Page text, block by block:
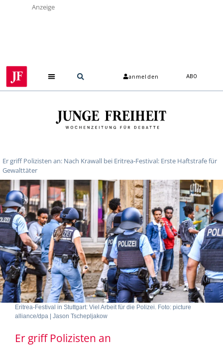
Anzeige
anmelden ABO
Er griff Polizisten an: Nach Krawall bei Eritrea-Festival: Erste Haftstrafe für
Gewalttäter
Eritrea-Festival in Stuttgart: Viel Arbeit für die Polizei. Foto: picture
alliance/dpa | Jason Tschepljakow
Er griff Polizisten an